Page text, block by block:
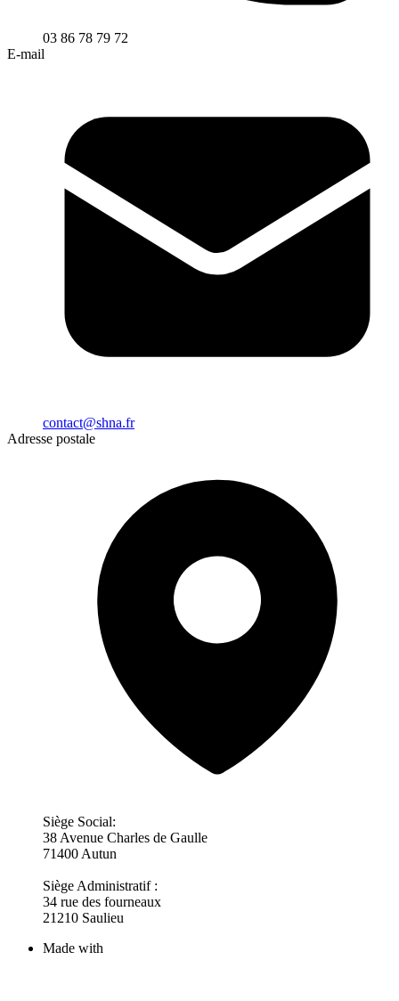
03 86 78 79 72
E-mail
contact@shna.fr
Adresse postale
Siège Social:
38 Avenue Charles de Gaulle
71400 Autun
Siège Administratif :
34 rue des fourneaux
21210 Saulieu
Made with